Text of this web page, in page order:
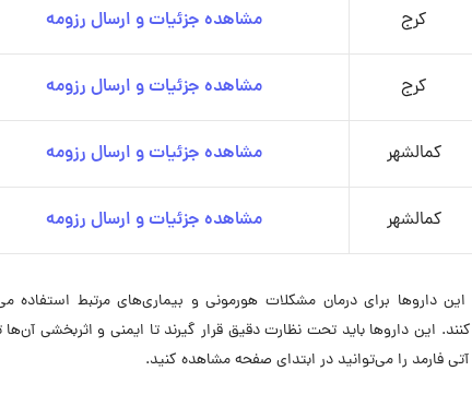
کرج مشاهده جزئیات و ارسال رزومه
کرج مشاهده جزئیات و ارسال رزومه
کمالشهر مشاهده جزئیات و ارسال رزومه
کمالشهر مشاهده جزئیات و ارسال رزومه
داروها برای درمان مشکلات هورمونی و بیماری‌های مرتبط استفاده
این داروها باید تحت نظارت دقیق قرار گیرند تا ایمنی و اثربخشی
را می‌توانید در ابتدای صفحه مشاهده کنید.